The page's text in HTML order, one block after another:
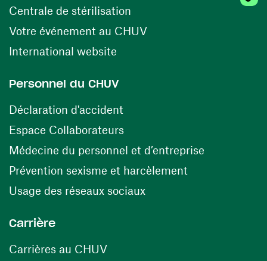
Centrale de stérilisation (ouvre une nouvelle
Votre événement au CHUV(ouvre une nouvelle
International website
Personnel du CHUV
Déclaration d'accident
Espace Collaborateurs(ouvre une nouvelle fenêtre)
Médecine du personnel et d’entreprise
Prévention sexisme et harcèlement
Usage des réseaux sociaux(ouvre une nouvelle
Carrière
Carrières au CHUV(ouvre une nouvelle fenêtre)